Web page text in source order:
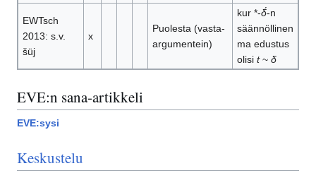
EWTsch
2013: s.v.
šüj
x
Puolesta (vasta-
argumentein)
kur *-δ́-n
säännöllinen
ma edustus
olisi t~ δ
EVE:n sana-artikkeli
EVE:sysi
Keskustelu